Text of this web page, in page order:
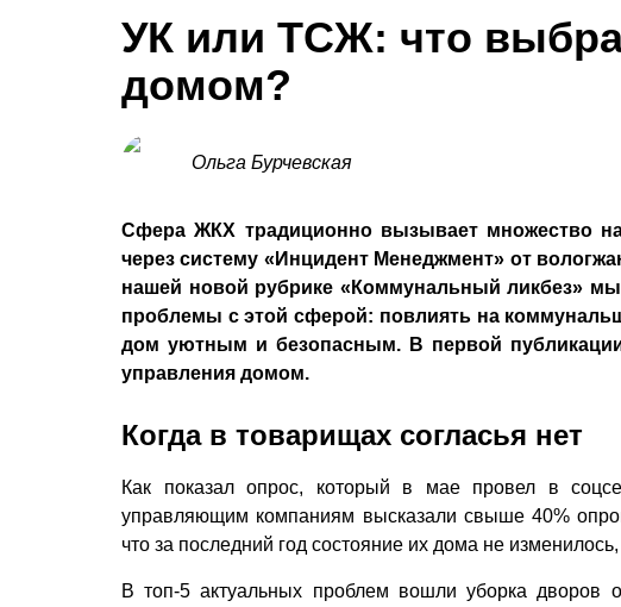
УК или ТСЖ: что
домом?
Ольга Бурчевская
Сфера ЖКХ традиционно вызывает множество
через систему «Инцидент Менеджмент» от
нашей новой рубрике «Коммунальный ликбез»
проблемы с этой сферой: повлиять на
дом уютным и безопасным. В первой
управления домом.
Когда в товарищах согласья нет
Как показал опрос, который в мае провел в
управляющим компаниям высказали свыше 40%
что за последний год состояние их дома не
В топ-5 актуальных проблем вошли уборка дворов